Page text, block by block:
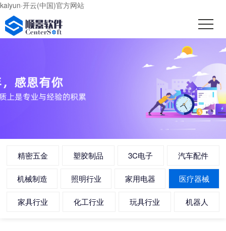
kaiyun·开云(中国)官方网站
精密五金 塑胶制品 3C电子 汽车配件
机械制造 照明行业 家用电器 医疗器械
家具行业 化工行业 玩具行业 机器人